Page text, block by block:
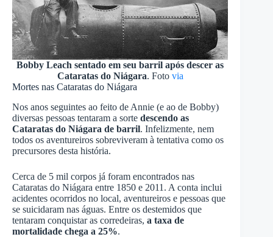
Bobby Leach sentado em seu barril após descer as
Cataratas do Niágara. Foto via
Mortes nas Cataratas do Niágara
Nos anos seguintes ao feito de Annie (e ao de Bobby)
diversas pessoas tentaram a sorte descendo as
Cataratas do Niágara de barril. Infelizmente, nem
todos os aventureiros sobreviveram à tentativa como os
precursores desta história.
Cerca de 5 mil corpos já foram encontrados nas
Cataratas do Niágara entre 1850 e 2011. A conta inclui
acidentes ocorridos no local, aventureiros e pessoas que
se suicidaram nas águas. Entre os destemidos que
tentaram conquistar as corredeiras, a taxa de
mortalidade chega a 25%.